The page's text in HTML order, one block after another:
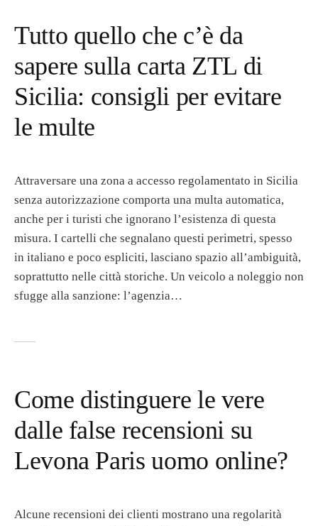
Tutto quello che c’è da
sapere sulla carta ZTL di
Sicilia: consigli per evitare
le multe
Attraversare una zona a accesso regolamentato in Sicilia
senza autorizzazione comporta una multa automatica,
anche per i turisti che ignorano l’esistenza di questa
misura. I cartelli che segnalano questi perimetri, spesso
in italiano e poco espliciti, lasciano spazio all’ambiguità,
soprattutto nelle città storiche. Un veicolo a noleggio non
sfugge alla sanzione: l’agenzia…
Come distinguere le vere
dalle false recensioni su
Levona Paris uomo online?
Alcune recensioni dei clienti mostrano una regolarità